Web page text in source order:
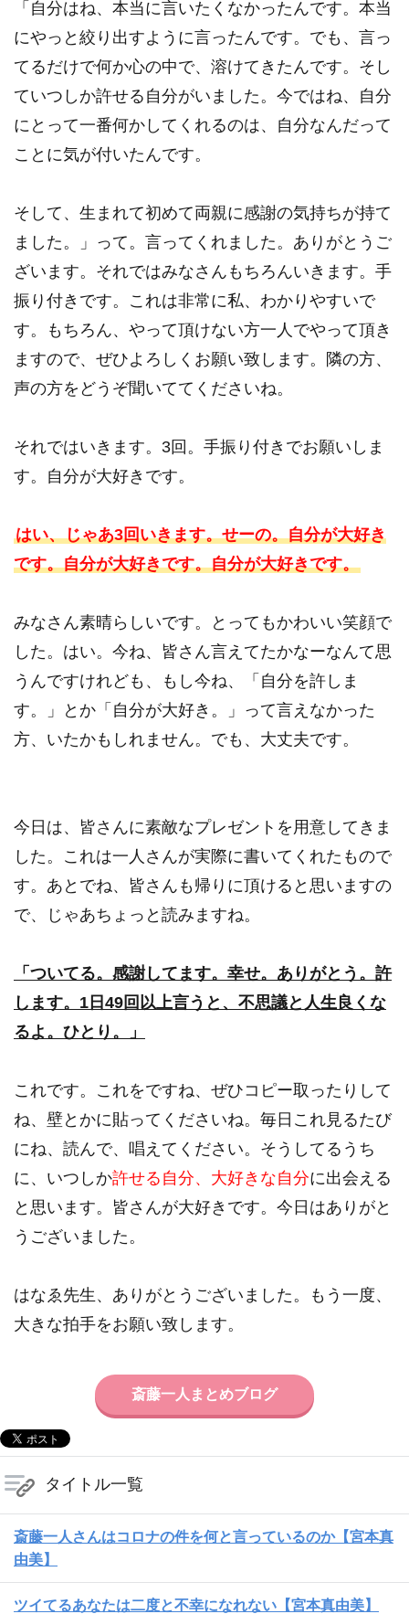
「自分はね、本当に言いたくなかったんです。本当
にやっと絞り出すように言ったんです。でも、言っ
てるだけで何か心の中で、溶けてきたんです。そし
ていつしか許せる自分がいました。今ではね、自分
にとって一番何かしてくれるのは、自分なんだって
ことに気が付いたんです。
そして、生まれて初めて両親に感謝の気持ちが持て
ました。」って。言ってくれました。ありがとうご
ざいます。それではみなさんもちろんいきます。手
振り付きです。これは非常に私、わかりやすいで
す。もちろん、やって頂けない方一人でやって頂き
ますので、ぜひよろしくお願い致します。隣の方、
声の方をどうぞ聞いててくださいね。
それではいきます。3回。手振り付きでお願いしま
す。自分が大好きです。
はい、じゃあ3回いきます。せーの。自分が大好き
です。自分が大好きです。自分が大好きです。
みなさん素晴らしいです。とってもかわいい笑顔で
した。はい。今ね、皆さん言えてたかなーなんて思
うんですけれども、もし今ね、「自分を許しま
す。」とか「自分が大好き。」って言えなかった
方、いたかもしれません。でも、大丈夫です。
今日は、皆さんに素敵なプレゼントを用意してきま
した。これは一人さんが実際に書いてくれたもので
す。あとでね、皆さんも帰りに頂けると思いますの
で、じゃあちょっと読みますね。
「ついてる。感謝してます。幸せ。ありがとう。許
します。1日49回以上言うと、不思議と人生良くな
るよ。ひとり。」
これです。これをですね、ぜひコピー取ったりして
ね、壁とかに貼ってくださいね。毎日これ見るたび
にね、読んで、唱えてください。そうしてるうち
に、いつしか許せる自分、大好きな自分に出会える
と思います。皆さんが大好きです。今日はありがと
うございました。
はなゑ先生、ありがとうございました。もう一度、
大きな拍手をお願い致します。
斎藤一人まとめブログ
タイトル一覧
斎藤一人さんはコロナの件を何と言っているのか【宮本真
由美】
ツイてるあなたは二度と不幸になれない【宮本真由美】